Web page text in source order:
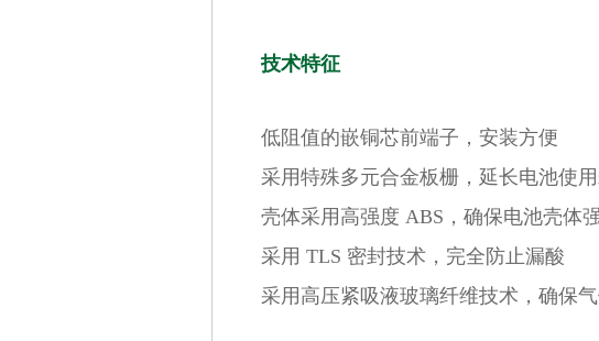
技术特征
低阻值的嵌铜芯前端子，安装方便
采用特殊多元合金板栅，延长电池使
壳体采用高强度 ABS，确保电池壳体
采用 TLS 密封技术，完全防止漏酸
采用高压紧吸液玻璃纤维技术，确保